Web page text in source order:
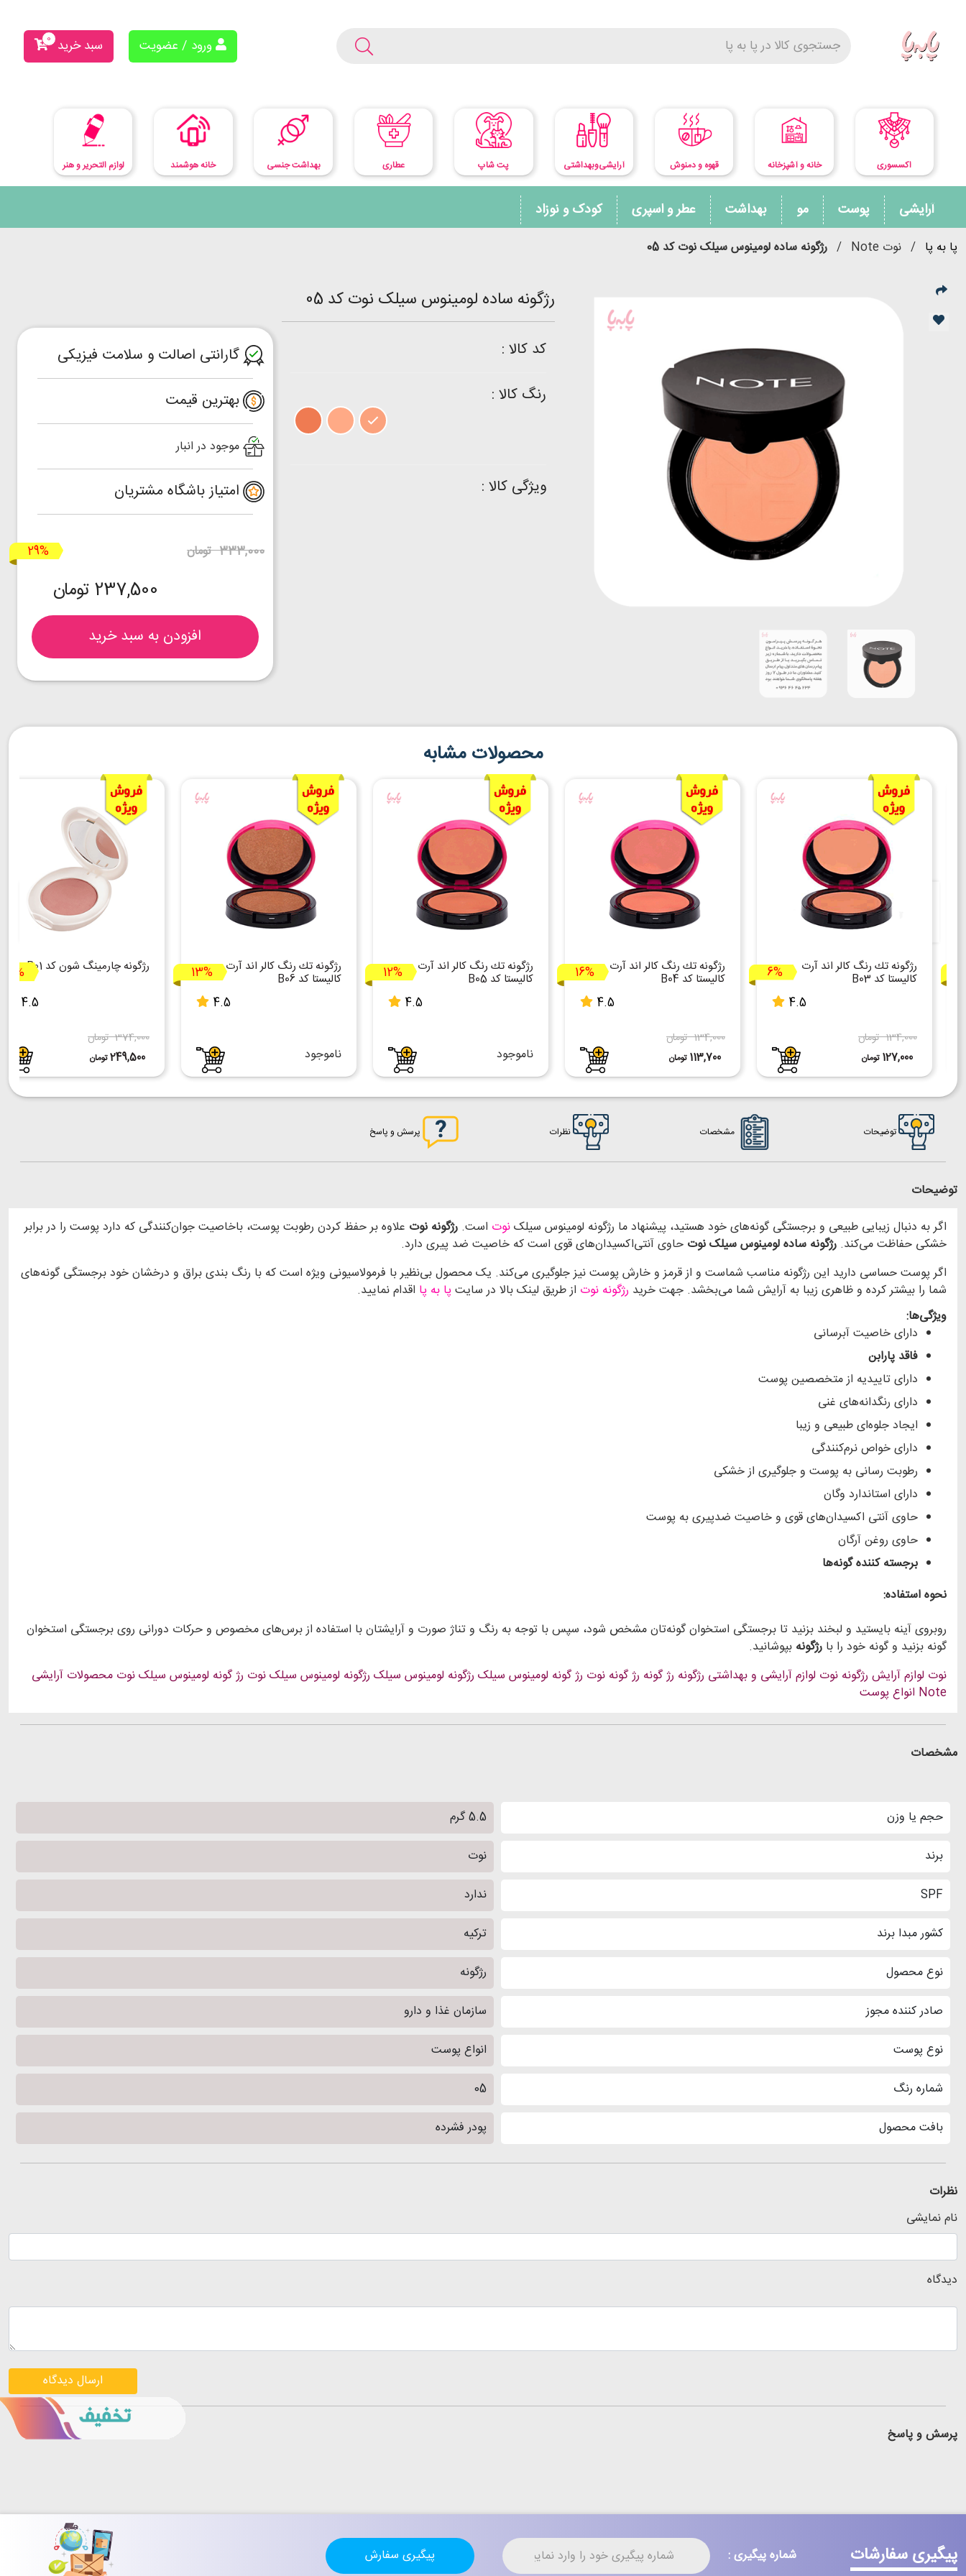
ورود / عضویت سبد خرید 0
اکسسوری خانه و آشپزخانه قهوه و دمنوش آرایشی‌وبهداشتی پت شاپ عطاری بهداشت جنسی خانه هوشمند لوازم التحریر و هنر
آرایشی پوست مو بهداشت عطر و اسپری کودک و نوزاد
پا به پا / نوت Note / رژگونه ساده لومینوس سیلک نوت کد 05
رژگونه ساده لومینوس سیلک نوت کد 05
کد کالا :
رنگ کالا :
ویژگی کالا :
گارانتی اصالت و سلامت فیزیکی
بهترین قیمت
موجود در انبار
امتیاز باشگاه مشتریان
29% 333,000 تومان
237,500 تومان
افزودن به سبد خرید
محصولات مشابه
رژگونه تك رنگ كالر اند آرت
كاليستا کد B03
4.5
6%
134,000 تومان
127,000 تومان
رژگونه تك رنگ كالر اند آرت
كاليستا کد B04
4.5
16%
134,000 تومان
113,700 تومان
رژگونه تك رنگ كالر اند آرت
كاليستا کد B05
4.5
12%
ناموجود
رژگونه تك رنگ كالر اند آرت
كاليستا کد B06
4.5
13%
ناموجود
رژگونه چارمینگ شون کد B01
4.5
34%
374,000 تومان
249,500تومان
توضیحات مشخصات نظرات پرسش و پاسخ
توضیحات
اگر به دنبال زیبایی طبیعی و برجستگی گونه‌های خود هستید، پیشنهاد ما رژگونه لومینوس سیلکنوت است. رژگونه نوت علاوه بر حفظ کردن رطوبت پوست، باخاصیت جوان‌کنندگی که دارد پوست را در برابر
خشکی حفاظت می‌کند. رژگونه ساده لومینوس سیلک نوت حاوی آنتی‌اکسیدان‌های قوی است که خاصیت ضد پیری دارد.
اگر پوست حساسی دارید این رژگونه مناسب شماست و از قرمز و خارش پوست نیز جلوگیری می‌کند. یک محصول بی‌نظیر با فرمولاسیونی ویژه است که با رنگ‌ بندی براق و درخشان خود برجستگی گونه‌های
شما را بیشتر کرده و ظاهری زیبا به آرایش شما می‌بخشد. جهت خرید رژگونه نوت از طریق لینک بالا در سایتپا به پا اقدام نمایید.
ویژگی‌ها:
دارای خاصیت آبرسانی
فاقد پارابن
دارای تاییدیه از متخصصین پوست
دارای رنگدانه‌های غنی
ایجاد جلوه‌ای طبیعی و زیبا
دارای خواص نرم‌کنندگی
رطوبت رسانی به پوست و جلوگیری از خشکی
دارای استاندارد وگان
حاوی آنتی اکسیدان‌های قوی و خاصیت ضدپیری به پوست
حاوی روغن آرگان
برجسته کننده گونه‌ها
نحوه استفاده:
روبروی آینه بایستید و لبخند بزنید تا برجستگی استخوان گونه‌تان مشخص شود، سپس با توجه به رنگ و تناژ صورت و آرایشتان با استفاده از برس‌های مخصوص و حرکات دورانی روی برجستگی استخوان
گونه بزنید و گونه خود را با رژگونه بپوشانید.
نوت لوازم آرایش رژگونه نوت لوازم آرایشی و بهداشتی رژگونه رژ گونه رژ گونه نوت رژ گونه لومینوس سیلک رژگونه لومینوس سیلک رژگونه لومینوس سیلک نوت رژ گونه لومینوس سیلک نوت محصولات آرایشی
Note انواع پوست
مشخصات
حجم یا وزن
5.5 گرم
برند
نوت
SPF
ندارد
کشور مبدا برند
ترکیه
نوع محصول
رژگونه
صادر کننده مجوز
سازمان غذا و دارو
نوع پوست
انواع پوست
شماره رنگ
05
بافت محصول
پودر فشرده
نظرات
نام نمایشی
دیدگاه
ارسال دیدگاه
پرسش و پاسخ
پیگیری سفارشات شماره پیگیری : پیگیری سفارش